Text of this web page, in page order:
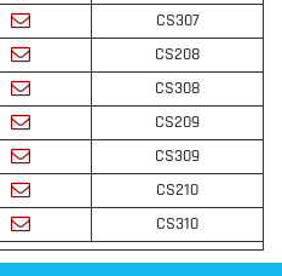
CS307
CS208
CS308
CS209
CS309
CS210
CS310